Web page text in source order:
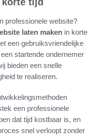
professionele website?
laten maken in korte
een gebruiksvriendelijke
startende ondernemer
bieden een snelle
te realiseren.
een professionele
dat tijd kostbaar is, en
snel verloopt zonder